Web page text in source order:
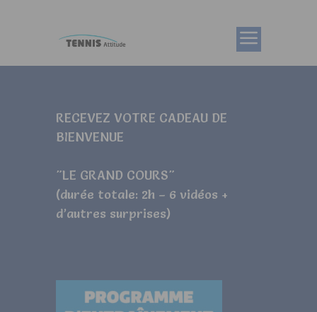
RECEVEZ VOTRE CADEAU DE
BIENVENUE
"LE GRAND COURS"
(durée totale: 2h – 6 vidéos +
d’autres surprises)